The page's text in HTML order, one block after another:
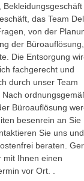
das Team
von der
der
Die Entsorgung
fachgerecht und
durch unser Team
Büroauflösung
besenrein an Sie
Sie uns
beraten.
mit Ihnen einen
vor Ort. .